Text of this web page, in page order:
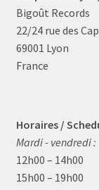
Bigoût Records
22/24 rue des
69001 Lyon
France
Horaires /
Mardi - vendredi :
12h00 – 14h00
15h00 – 19h00